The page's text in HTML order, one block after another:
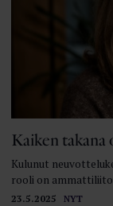
23.5.2025 NYT
Kaiken takana
Kulunut
rooli on